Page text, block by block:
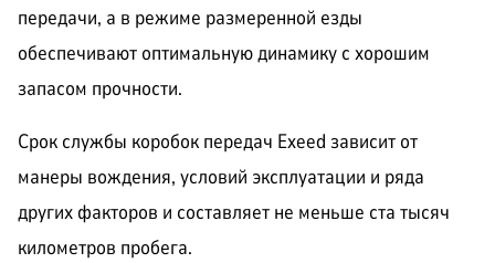
передачи, а в режиме размеренной езды
обеспечивают оптимальную динамику с хорошим
запасом прочности.
Срок службы коробок передач Exeed зависит от
манеры вождения, условий эксплуатации и ряда
других факторов и составляет не меньше ста тысяч
километров пробега.